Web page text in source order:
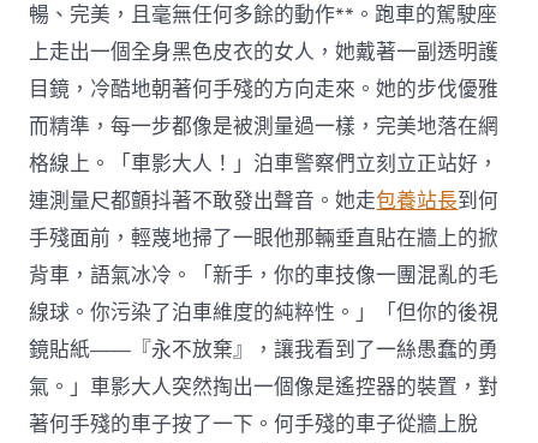
暢、完美，且毫無任何多餘的動作**。跑車的駕駛座
上走出一個全身黑色皮衣的女人，她戴著一副透明護
目鏡，冷酷地朝著何手殘的方向走來。她的步伐優雅
而精準，每一步都像是被測量過一樣，完美地落在網
格線上。「車影大人！」泊車警察們立刻立正站好，
連測量尺都顫抖著不敢發出聲音。她走包養站長到何
手殘面前，輕蔑地掃了一眼他那輛垂直貼在牆上的掀
背車，語氣冰冷。「新手，你的車技像一團混亂的毛
線球。你污染了泊車維度的純粹性。」「但你的後視
鏡貼紙——『永不放棄』，讓我看到了一絲愚蠢的勇
氣。」車影大人突然掏出一個像是遙控器的裝置，對
著何手殘的車子按了一下。何手殘的車子從牆上脫